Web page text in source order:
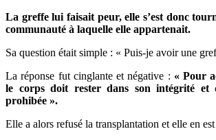
La greffe lui faisait peur, elle s’est donc
communauté à laquelle elle appartenait.
Sa question était simple : « Puis-je avoir une
La réponse fut cinglante et négative : « Pour
le corps doit rester dans son intégrité et
prohibée ».
Elle a alors refusé la transplantation et elle en